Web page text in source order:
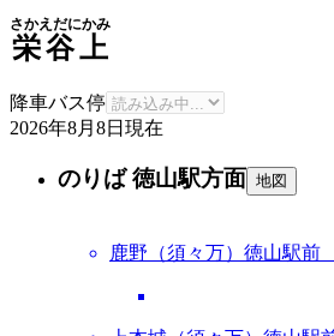
栄谷上
さかえだにかみ
降車バス停
2026年8月8日 現在
のりば 徳山駅方面 地図
鹿野（須々万）徳山駅